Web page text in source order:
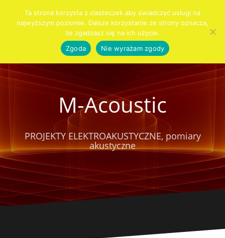
KIM PRO AUDIO
DOMU
AKUSTYKA
WNĘTRZ
SYSTEMY
ALARMOWE
SPRZĘT
KONTAKT
CENNIK
BlogSzukaj:
M-Acoustic
PROJEKTY ELEKTROAKUSTYCZNE, pomiary
akustyczne
Ta strona korzysta z ciasteczek aby świadczyć usługi na
najwyższym poziomie. Dalsze korzystanie ze strony oznacza,
że zgadzasz się na ich użycie.
Zgoda
Nie wyrażam zgody